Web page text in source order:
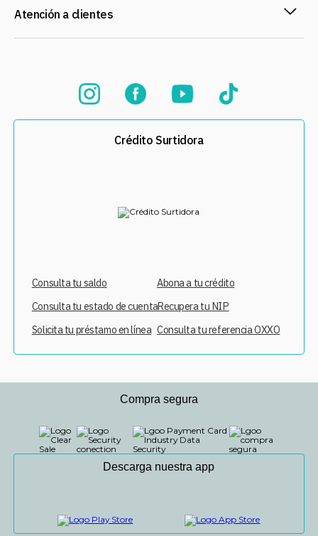
Atención a clientes
Crédito Surtidora
Consulta tu saldo
Consulta tu estado de cuenta
Solicita tu préstamo en línea
Abona a tu crédito
Recupera tu NIP
Consulta tu referencia OXXO
Compra segura
Descarga nuestra app